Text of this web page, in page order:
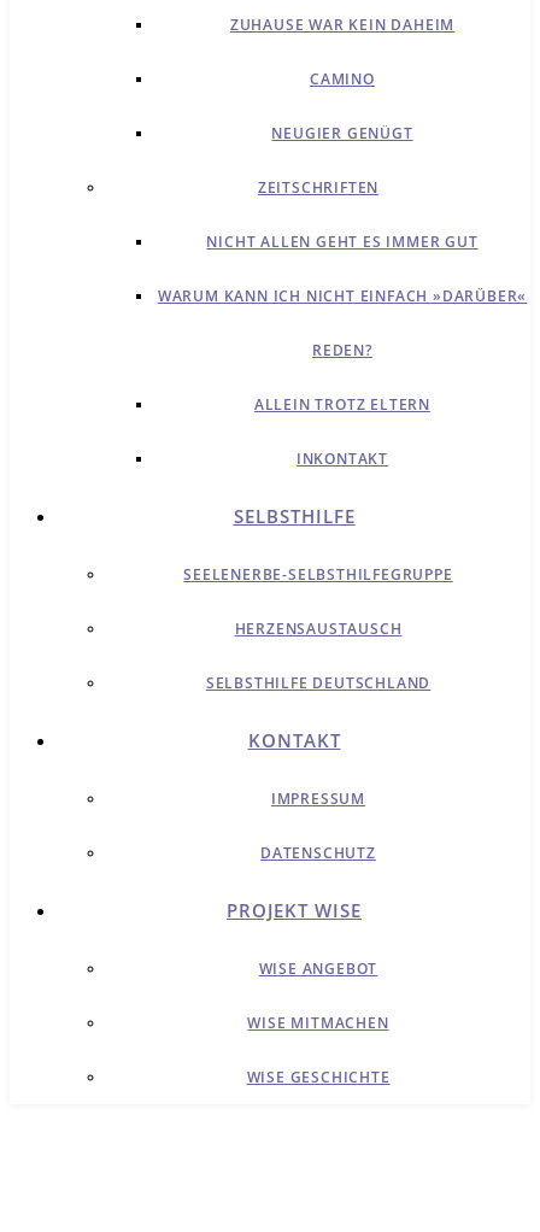
ZUHAUSE WAR KEIN DAHEIM
CAMINO
NEUGIER GENÜGT
ZEITSCHRIFTEN
NICHT ALLEN GEHT ES IMMER GUT
WARUM KANN ICH NICHT EINFACH »DARÜBER«
REDEN?
ALLEIN TROTZ ELTERN
INKONTAKT
SELBSTHILFE
SEELENERBE-SELBSTHILFEGRUPPE
HERZENSAUSTAUSCH
SELBSTHILFE DEUTSCHLAND
KONTAKT
IMPRESSUM
DATENSCHUTZ
PROJEKT WISE
WISE ANGEBOT
WISE MITMACHEN
WISE GESCHICHTE